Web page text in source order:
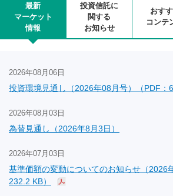
最新
マーケット
情報
投資信託に
関する
お知らせ
おす
コンテ
2026年08月06日
投資環境見通し（2026年08月号）（PDF：
2026年08月03日
為替見通し（2026年8月3日）
2026年07月03日
基準価額の変動についてのお知らせ（2026
232.2 KB）